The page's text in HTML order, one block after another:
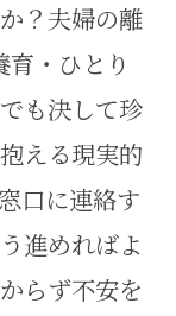
？夫婦の離
・ひとり
も決して珍
える現実的
口に連絡す
進めればよ
らず不安を